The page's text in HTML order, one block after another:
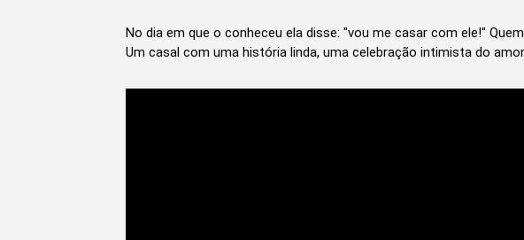
No dia em que o conheceu ela disse: "vou me casar com ele!"
Um casal com uma história linda, uma celebração intimista do